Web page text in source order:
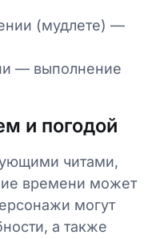
(мудлете) —
— выполнение
и погодой
читами,
времени может
могут
а также